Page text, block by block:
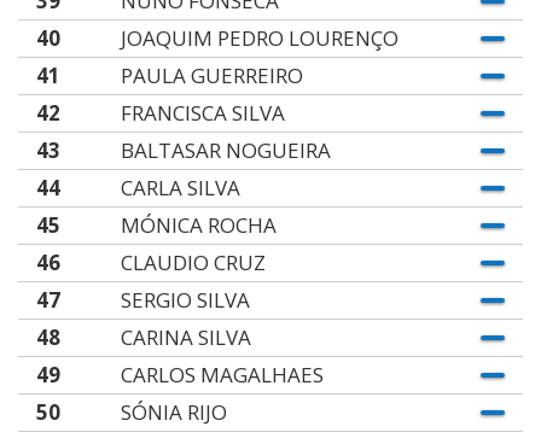
40
JOAQUIM PEDRO LOURENÇO
41
PAULA GUERREIRO
42
FRANCISCA SILVA
43
BALTASAR NOGUEIRA
44
CARLA SILVA
45
MÓNICA ROCHA
46
CLAUDIO CRUZ
47
SERGIO SILVA
48
CARINA SILVA
49
CARLOS MAGALHAES
50
SÓNIA RIJO